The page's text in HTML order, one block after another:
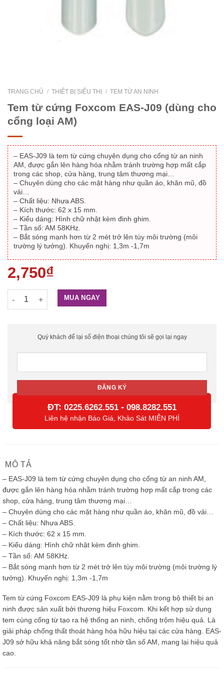
TRANG CHỦ / THIẾT BỊ SIÊU THỊ / TEM TỪ AN NINH
Tem từ cứng Foxcom EAS-J09 (dùng cho
cổng loại AM)
– EAS-J09 là tem từ cứng chuyên dụng cho cổng từ an ninh
AM, được gắn lên hàng hóa nhằm tránh trường hợp mất cắp
trong các shop, cửa hàng, trung tâm thương mại…
– Chuyên dùng cho các mặt hàng như quần áo, khăn mũ, đồ
vải…
– Chất liệu: Nhựa ABS.
– Kích thước: 62 x 15 mm.
– Kiểu dáng: Hình chữ nhật kèm đinh ghim.
– Tần số: AM 58KHz.
– Bắt sóng mạnh hơn từ 2 mét trở lên tùy môi trường (môi
trường lý tưởng). Khuyến nghị: 1,3m -1,7m
2,750₫
Tem từ cứng Foxcom EAS-J09 (dùng cho cổng loại AM) số
MUA NGAY
Quý khách để lại số điện thoại chúng tôi sẽ gọi lại ngay
ĐT: 0225.6262.551 - 098.8282.551
Liên hệ nhận Báo Giá, Khảo Sát MIỄN PHÍ
MÔ TẢ
– EAS-J09 là tem từ cứng chuyên dụng cho cổng từ an ninh AM,
được gắn lên hàng hóa nhằm tránh trường hợp mất cắp trong các
shop, cửa hàng, trung tâm thương mại…
– Chuyên dùng cho các mặt hàng như quần áo, khăn mũ, đồ vải…
– Chất liệu: Nhựa ABS.
– Kích thước: 62 x 15 mm.
– Kiểu dáng: Hình chữ nhật kèm đinh ghim.
– Tần số: AM 58KHz.
– Bắt sóng mạnh hơn từ 2 mét trở lên tùy môi trường (môi trường lý
tưởng). Khuyến nghị: 1,3m -1,7m
Tem từ cứng Foxcom EAS-J09 là phụ kiện nằm trong bộ thiết bị an
ninh được sản xuất bởi thương hiệu Foxcom. Khi kết hợp sử dụng
tem cùng cổng từ tạo ra hệ thống an ninh, chống trộm hiệu quả. Là
giải pháp chống thất thoát hàng hóa hữu hiệu tại các cửa hàng. EAS-
J09 sở hữu khả năng bắt sóng tốt nhờ tần số AM, mang lại hiệu quả
cao.